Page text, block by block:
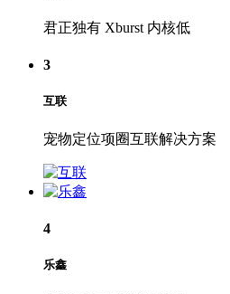
君正独有 Xburst 内核低
3
互联
宠物定位项圈互联解决方案
4
乐鑫